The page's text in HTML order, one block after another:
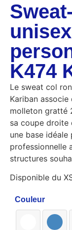
K474
Le sweat col
Kariban
molleton gratté
sa coupe droite
une base
professionnelle
structures
Disponible du
Couleur